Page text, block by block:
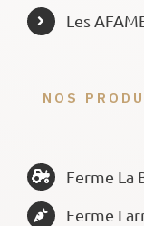
NOS
Ferme La
Ferme
Les